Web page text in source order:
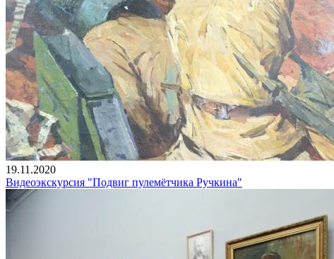
19.11.2020
Видеоэкскурсия "Подвиг пулемётчика Ручкина"